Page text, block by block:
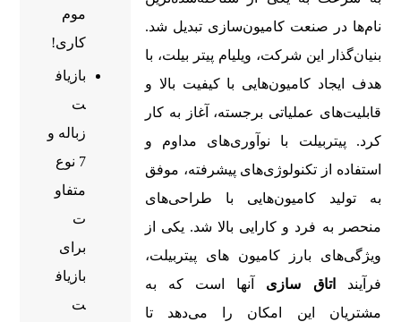
نام‌ها در صنعت کامیون‌سازی تبدیل شد.
بنیان‌گذار این شرکت، ویلیام پیتر بیلت، با
هدف ایجاد کامیون‌هایی با کیفیت بالا و
قابلیت‌های عملیاتی برجسته، آغاز به کار
کرد. پیتربیلت با نوآوری‌های مداوم و
استفاده از تکنولوژی‌های پیشرفته، موفق
به تولید کامیون‌هایی با طراحی‌های
منحصر به فرد و کارایی بالا شد. یکی از
ویژگی‌های بارز کامیون‌ های پیتربیلت،
فرآیند
اتاق سازی آنها است که به
مشتریان این امکان را می‌دهد تا
موم
کاری!
بازیاف
ت
زباله و
7 نوع
متفاو
ت
برای
بازیاف
ت